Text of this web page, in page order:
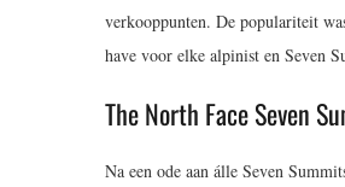
verkooppunten. De populariteit
have voor elke alpinist en Seven
The North Face Seven
Na een ode aan álle Seven